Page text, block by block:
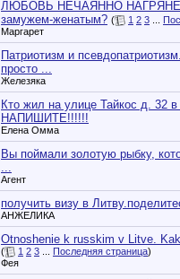
ЛЮБОВЬ НЕЧАЯННО
замужем-женатым? ( 1 2 3
Маргарет
Патриотизм и
просто ...
Железяка
Кто жил на улице Тайкос д. 32
НАПИШИТЕ!!!!!!
Елена Омма
Вы поймали золотую рыбку,
...
Агент
получить визу в
АНЖЕЛИКА
Otnoshenie k russkim v Litve.
( 1 2 3 Последняя страница)
Фея